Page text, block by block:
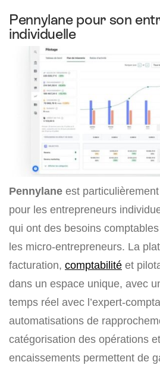
Pennylane pour son
individuelle
Pennylane est
pour les entrepreneurs
qui ont des besoins
les micro-entrepreneurs. La
facturation, comptabilité et
dans un espace unique, avec
temps réel avec l’expert-
automatisations de
catégorisation des opérations
encaissements permettent de